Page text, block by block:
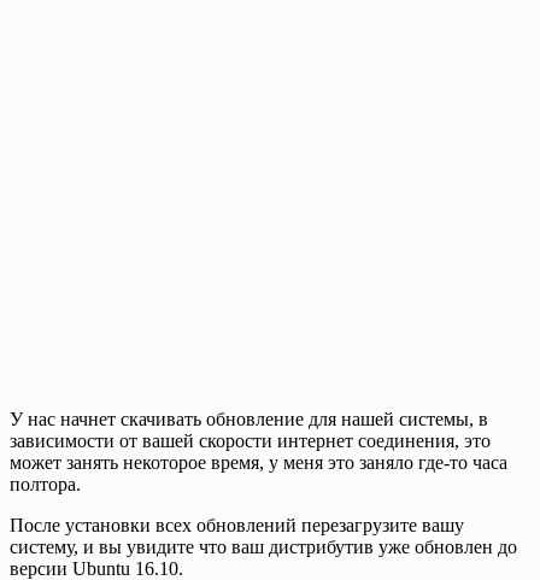
У нас начнет скачивать обновление для нашей системы, в
зависимости от вашей скорости интернет соединения, это
может занять некоторое время, у меня это заняло где-то часа
полтора.
После установки всех обновлений перезагрузите вашу
систему, и вы увидите что ваш дистрибутив уже обновлен до
версии Ubuntu 16.10.